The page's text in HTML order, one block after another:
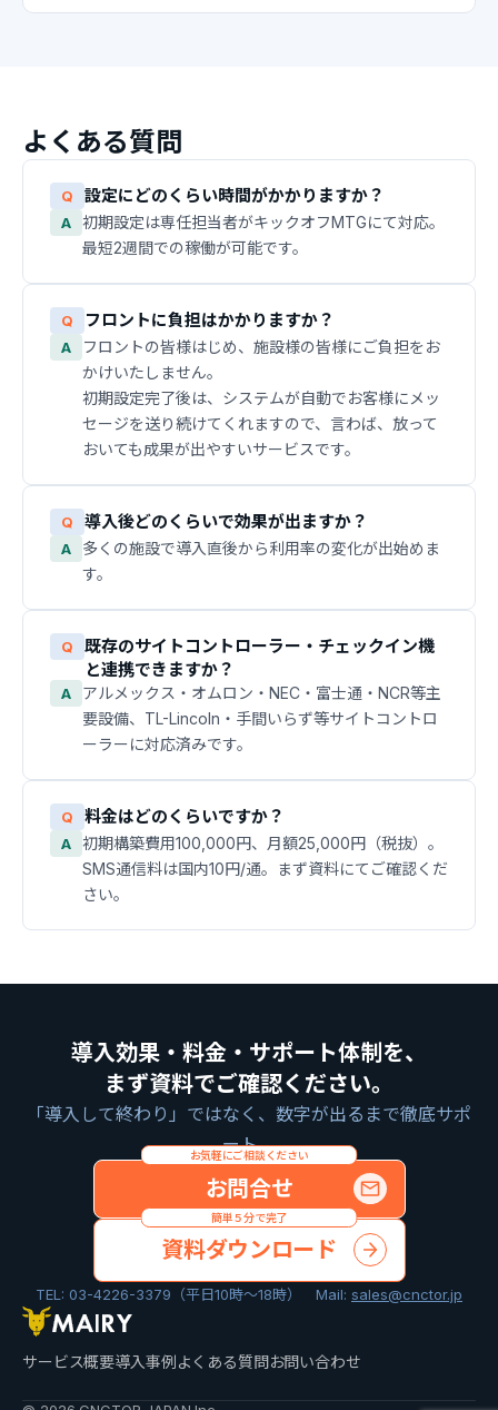
よくある質問
Q 設定にどのくらい時間がかかりますか？
A
初期設定は専任担当者がキックオフMTGにて対応。
最短2週間での稼働が可能です。
Q フロントに負担はかかりますか？
A
フロントの皆様はじめ、施設様の皆様にご負担をお
かけいたしません。
初期設定完了後は、システムが自動でお客様にメッ
セージを送り続けてくれますので、言わば、放って
おいても成果が出やすいサービスです。
Q 導入後どのくらいで効果が出ますか？
A
多くの施設で導入直後から利用率の変化が出始めま
す。
Q
既存のサイトコントローラー・チェックイン機
と連携できますか？
A
アルメックス・オムロン・NEC・富士通・NCR等主
要設備、TL-Lincoln・手間いらず等サイトコントロ
ーラーに対応済みです。
Q 料金はどのくらいですか？
A
初期構築費用100,000円、月額25,000円（税抜）。
SMS通信料は国内10円/通。まず資料にてご確認くだ
さい。
導入効果・料金・サポート体制を、
まず資料でご確認ください。
「導入して終わり」ではなく、数字が出るまで徹底サポ
ート。
お気軽にご相談ください
お問合せ
簡単５分で完了
資料ダウンロード
TEL: 03-4226-3379（平日10時〜18時） Mail: sales@cnctor.jp
サービス概要導入事例よくある質問お問い合わせ